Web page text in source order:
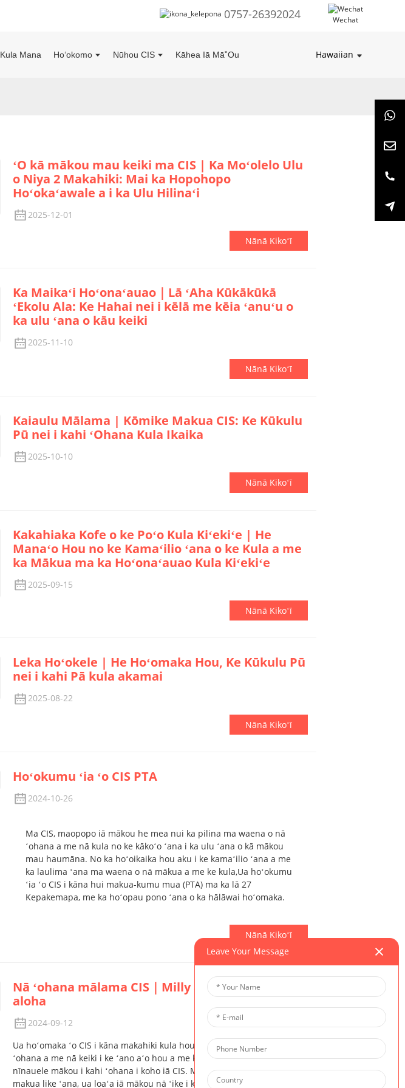
0757-26392024 Wechat
Kula Mana Hoʻokomo Nūhou CIS Kāhea Iā Mā˚ou Hawaiian
ʻO kā mākou mau keiki ma CIS | Ka Moʻolelo Ulu
o Niya 2 Makahiki: Mai ka Hopohopo
Hoʻokaʻawale a i ka Ulu Hilinaʻi
2025-12-01
Nānā Kikoʻī
Ka Maikaʻi Hoʻonaʻauao｜Lā ʻAha Kūkākūkā
ʻEkolu Ala: Ke Hahai nei i kēlā me kēia ʻanuʻu o
ka ulu ʻana o kāu keiki
2025-11-10
Nānā Kikoʻī
Kaiaulu Mālama | Kōmike Makua CIS: Ke Kūkulu
Pū nei i kahi ʻOhana Kula Ikaika
2025-10-10
Nānā Kikoʻī
Kakahiaka Kofe o ke Poʻo Kula Kiʻekiʻe | He
Manaʻo Hou no ke Kamaʻilio ʻana o ke Kula a me
ka Mākua ma ka Hoʻonaʻauao Kula Kiʻekiʻe
2025-09-15
Nānā Kikoʻī
Leka Hoʻokele | He Hoʻomaka Hou, Ke Kūkulu Pū
nei i kahi Pā kula akamai
2025-08-22
Nānā Kikoʻī
Hoʻokumu ʻia ʻo CIS PTA
2024-10-26
Ma CIS, maopopo iā mākou he mea nui ka pilina ma waena o nā
ʻohana a me nā kula no ke kākoʻo ʻana i ka ulu ʻana o kā mākou
mau haumāna. No ka hoʻoikaika hou aku i ke kamaʻilio ʻana a me
ka laulima ʻana ma waena o nā mākua a me ke kula,Ua hoʻokumu
ʻia ʻo CIS i kāna hui makua-kumu mua (PTA) ma ka lā 27
Kepakemapa, me ka hoʻopau pono ʻana o ka hālāwai hoʻomaka.
Nānā Kikoʻī
Nā ʻohana mālama CIS｜Milly & Zenith: Ulu i ke
aloha
2024-09-12
Ua hoʻomaka ʻo CIS i kāna makahiki kula hou, a ke hoʻololi mālie nei nā
ʻohana a me nā keiki i ke ʻano aʻo hou a me ke kaiapuni. I kēia lā, ua
nīnauele mākou i kahi ʻohana i koho iā CIS. Ma o kā lākou mau ʻike
makua like ʻana, ua loaʻa iā mākou nā ʻike i ka hoʻoikaika ʻana...
Leave Your Message